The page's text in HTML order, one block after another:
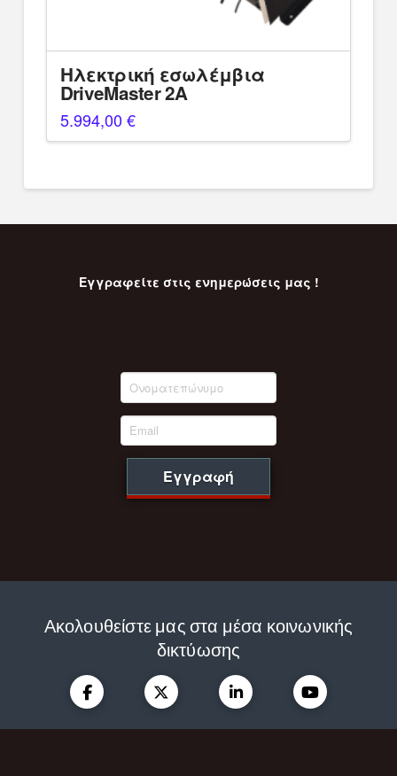
Ηλεκτρική εσωλέμβια
DriveMaster 2A
5.994,00€
Εγγραφείτε στις ενημερώσεις μας !
Εγγραφή
Ακολουθείστε μας στα μέσα κοινωνικής
δικτύωσης